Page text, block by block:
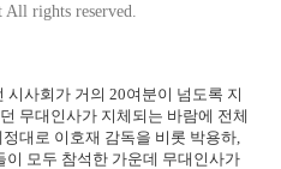
rights reserved.
사회가 거의 20여분이 넘도록 지
무대인사가 지체되는 바람에 전체
대로 이호재 감독을 비롯 박용하,
이 모두 참석한 가운데 무대인사가